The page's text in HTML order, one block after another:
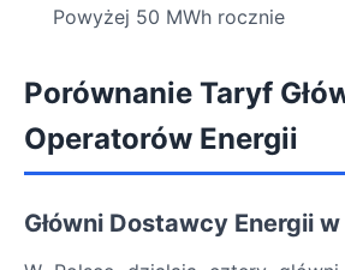
Powyżej 50 MWh rocznie
Porównanie Taryf
Operatorów Energii
Główni Dostawcy Energii